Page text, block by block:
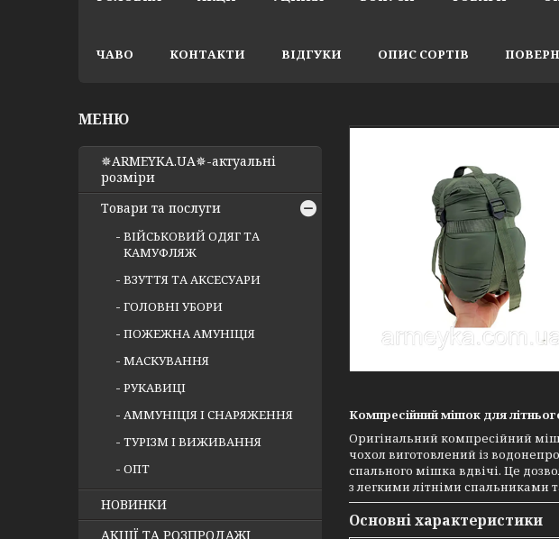
ЧАВО КОНТАКТИ ВІДГУКИ ОПИС СОРТІВ
Компресійний мішок для
Оригінальний компресійний
чохол виготовлений із
спального мішка вдвічі. Це
з легкими літніми
Основні характеристики
✵ARMEYKA.UA✵-актуальні
розміри
Товари та послуги
ВІЙСЬКОВИЙ ОДЯГ ТА
КАМУФЛЯЖ
ВЗУТТЯ ТА АКСЕСУАРИ
ГОЛОВНІ УБОРИ
ПОЖЕЖНА АМУНІЦІЯ
МАСКУВАННЯ
РУКАВИЦІ
АММУНІЦІЯ І СНАРЯЖЕННЯ
ТУРІЗМ І ВИЖИВАННЯ
ОПТ
НОВИНКИ
АКЦІЇ ТА РОЗПРОДАЖІ